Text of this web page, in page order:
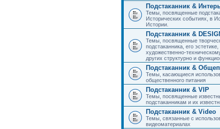
Подстаканник &
Темы, посвященные
Исторических событиях, в
Истории.
Подстаканник &
Темы, посвященные
подстаканника, его
художественно-
других структурно и
Подстаканник &
Темы, касающиеся
общественного питания
Подстаканник & VIP
Темы, посвященные
подстаканникам и их
Подстаканник & Video
Темы, связанные с
видеоматериалах